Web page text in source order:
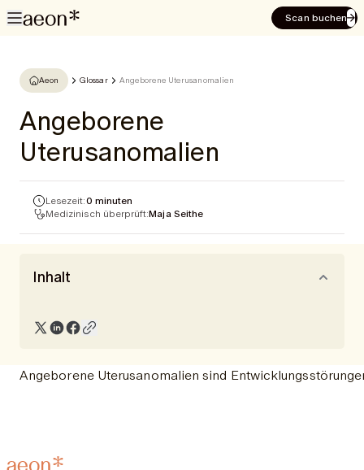
Scan buchen
Aeon Glossar Angeborene Uterusanomalien
Angeborene
Uterusanomalien
Lesezeit:0 minuten
Medizinisch überprüft:Maja Seithe
Inhalt
Angeborene Uterusanomalien sind